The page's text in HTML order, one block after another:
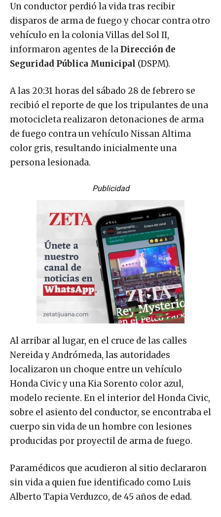
Un conductor perdió la vida tras recibir
disparos de arma de fuego y chocar contra otro
vehículo en la colonia Villas del Sol II,
informaron agentes de laDirección de
Seguridad Pública Municipal (DSPM).
A las 20:31 horas del sábado 28 de febrero se
recibió el reporte de que los tripulantes de una
motocicleta realizaron detonaciones de arma
de fuego contra un vehículo Nissan Altima
color gris, resultando inicialmente una
persona lesionada.
Publicidad
Al arribar al lugar, en el cruce de las calles
Nereida y Andrómeda, las autoridades
localizaron un choque entre un vehículo
Honda Civic y una Kia Sorento color azul,
modelo reciente. En el interior del Honda Civic,
sobre el asiento del conductor, se encontraba el
cuerpo sin vida de un hombre con lesiones
producidas por proyectil de arma de fuego.
Paramédicos que acudieron al sitio declararon
sin vida a quien fue identificado como Luis
Alberto Tapia Verduzco, de 45 años de edad.